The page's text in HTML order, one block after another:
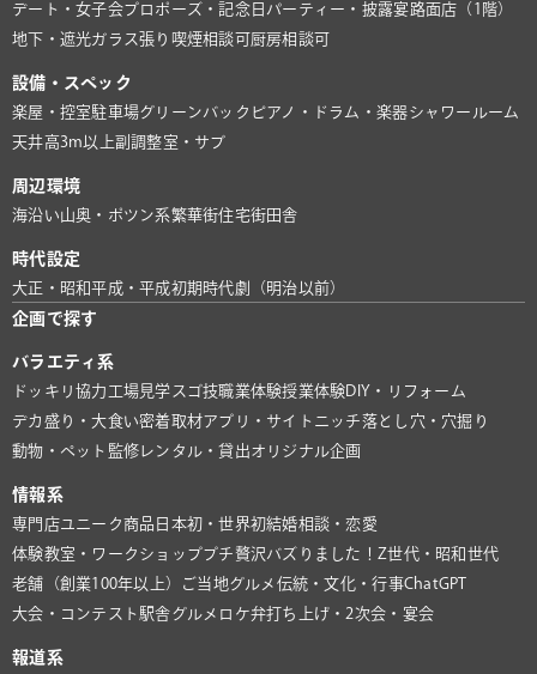
デート・女子会プロポーズ・記念日 パーティー・披露宴路面店（1階）
地下・遮光ガラス張り 喫煙相談可 厨房相談可
設備・スペック
楽屋・控室駐車場グリーンバック ピアノ・ドラム・楽器シャワールーム
天井高3m以上副調整室・サブ
周辺環境
海沿い山奥・ポツン系繁華街住宅街田舎
時代設定
大正・昭和平成・平成初期時代劇（明治以前）
企画で探す
バラエティ系
ドッキリ協力 工場見学 スゴ技職業体験授業体験 DIY・リフォーム
デカ盛り・大食い密着取材アプリ・サイト ニッチ落とし穴・穴掘り
動物・ペット 監修 レンタル・貸出オリジナル企画
情報系
専門店ユニーク商品 日本初・世界初結婚相談・恋愛
体験教室・ワークショッププチ贅沢バズりました！ Z世代・昭和世代
老舗（創業100年以上）
ご当地グルメ 伝統・文化・行事ChatGPT
大会・コンテスト 駅舎グルメ ロケ弁打ち上げ・2次会・宴会
報道系